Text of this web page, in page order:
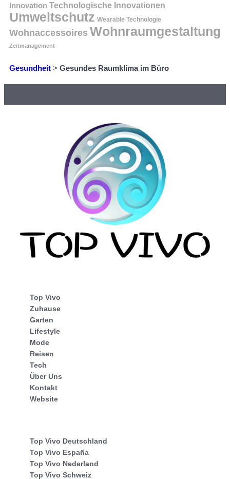
Innovation Technologische Innovationen
Umweltschutz Wearable Technologie
Wohnaccessoires Wohnraumgestaltung
Zeitmanagement
Gesundheit > Gesundes Raumklima im Büro
Top Vivo
Zuhause
Garten
Lifestyle
Mode
Reisen
Tech
Über Uns
Kontakt
Website
Top Vivo Deutschland
Top Vivo España
Top Vivo Nederland
Top Vivo Schweiz